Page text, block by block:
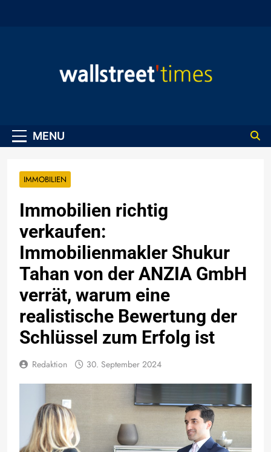
MENU
IMMOBILIEN
Immobilien richtig
verkaufen:
Immobilienmakler Shukur
Tahan von der ANZIA GmbH
verrät, warum eine
realistische Bewertung der
Schlüssel zum Erfolg ist
Redaktion 30. September 2024